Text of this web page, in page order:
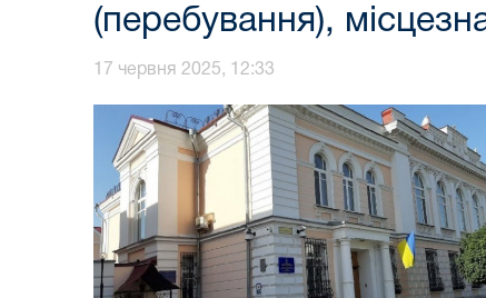
(перебування),
17 червня 2025, 12:33